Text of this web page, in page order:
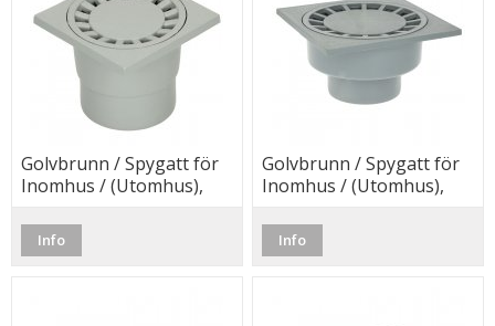
Golvbrunn / Spygatt för
Inomhus / (Utomhus),
Info
Golvbrunn / Spygatt för
Inomhus / (Utomhus),
Info